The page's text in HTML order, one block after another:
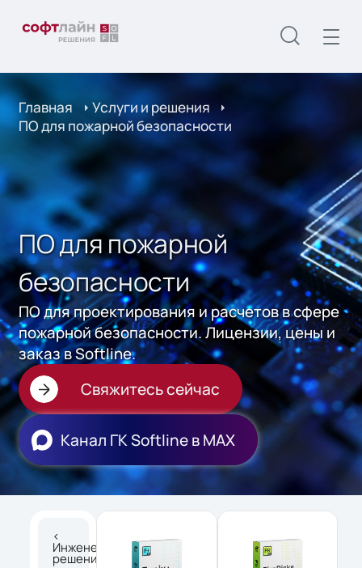
Главная
Услуги и решения
ПО для пожарной безопасности
ПО для пожарной
безопасности
ПО для проектирования и расчетов в сфере
пожарной безопасности. Лицензии, цены и
заказ в Softline.
Свяжитесь сейчас
Канал ГК Softline в МАХ
<
Инженерные
решения